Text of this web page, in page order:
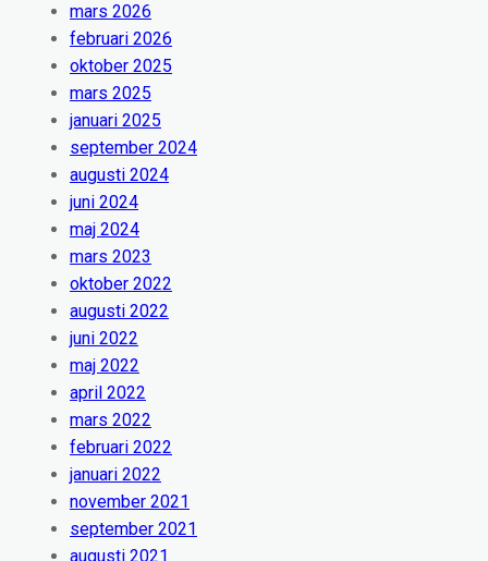
mars 2026
februari 2026
oktober 2025
mars 2025
januari 2025
september 2024
augusti 2024
juni 2024
maj 2024
mars 2023
oktober 2022
augusti 2022
juni 2022
maj 2022
april 2022
mars 2022
februari 2022
januari 2022
november 2021
september 2021
augusti 2021